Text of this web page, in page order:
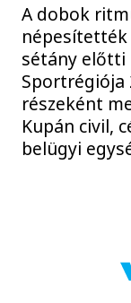
A dobok
népesítették
sétány előtti
Sportrégiója
részeként
Kupán civil,
belügyi